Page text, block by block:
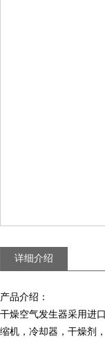
详细介绍
产品介绍：
干燥空气发生器采用进
缩机，冷却器，干燥剂